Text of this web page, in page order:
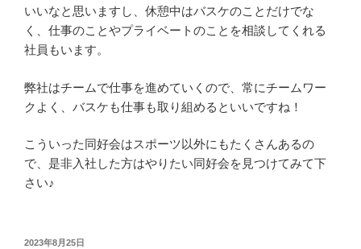
いいなと思いますし、休憩中はバスケのことだけでな
く、仕事のことやプライベートのことを相談してくれる
社員もいます。
弊社はチームで仕事を進めていくので、常にチームワー
クよく、バスケも仕事も取り組めるといいですね！
こういった同好会はスポーツ以外にもたくさんあるの
で、是非入社した方はやりたい同好会を見つけてみて下
さい♪
投
2023年8月25日